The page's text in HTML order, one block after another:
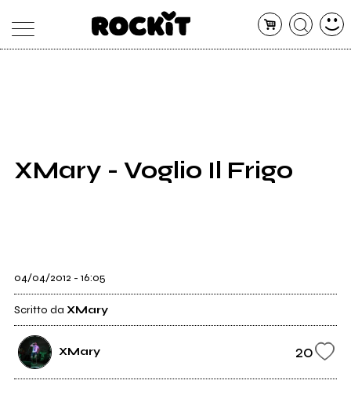
SHOP
RADIO
XMary - Voglio Il Frigo
04/04/2012 - 16:05
Scritto da XMary
XMary 20